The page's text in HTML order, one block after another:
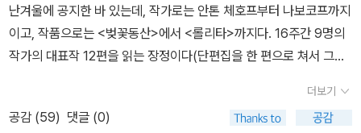
서 믿을 건 사랑 뿐인가? 그리고리는 추억을 생각한다. 그리고리는
멀어져 간사랑을 추억한다. 그무렵 아크시냐는 에브게니에게서도 버
림받고 전남편 스테판과 그럭저럭 살아가려고 노력중이었다. 스테판
고 돌아와그녀를 다시 찾은 순애보로 이 소설에서 가장 불쌍한 케릭
터 중에 한 명이다. 그리고리는 적어도 스테판에게 만큼은 잔인하디
이 덜 해 자신이 없어 철학을 위한 세 권의 자리는 비워두겠습니다. 이
글을 읽는 다른 분들이 이어서 소개해주시면 좋겠습니다. 나는 단지
문학과 역사책 일곱 권을 골라 당신의 방문 앞에 놓아두겠습니다.헤
번 이기고 여덟 번을 졌습니다. 그러나 그리스는 헤로도토스라고 하
는 역사가를 가지고 있어 단 세 번의 이긴 전쟁을 기념하여 제1차, 제
난겨울에 공지한 바 있는데, 작가로는 안톤 체호프부터 나보코프까지
이고, 작품으로는 <벚꽃동산>에서 <롤리타>까지다. 16주간 9명의
작가의 대표작 12편을 읽는 장정이다(단편집을 한 편으로 쳐서 그렇
을 적는다. 먼저 러시아문학에 입문하시는 분이라면, 그런 용도로 쓰
인 <로쟈의 러시아문학 강의>(현암사, 2014)를 참고하실 수 있다
더보기
공감 (59) 댓글 (0)